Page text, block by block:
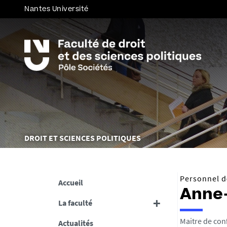
Nantes Université
Vous
êtes
DROIT ET SCIENCES POLITIQUES
Accueil
La faculté
Actualités
Personnel
Maitre de